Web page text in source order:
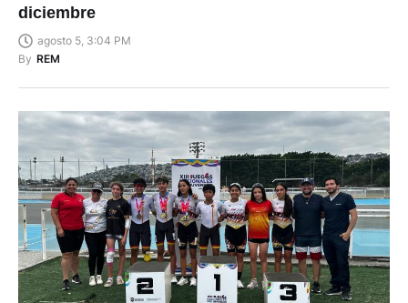
diciembre
agosto 5, 3:04 PM
By REM